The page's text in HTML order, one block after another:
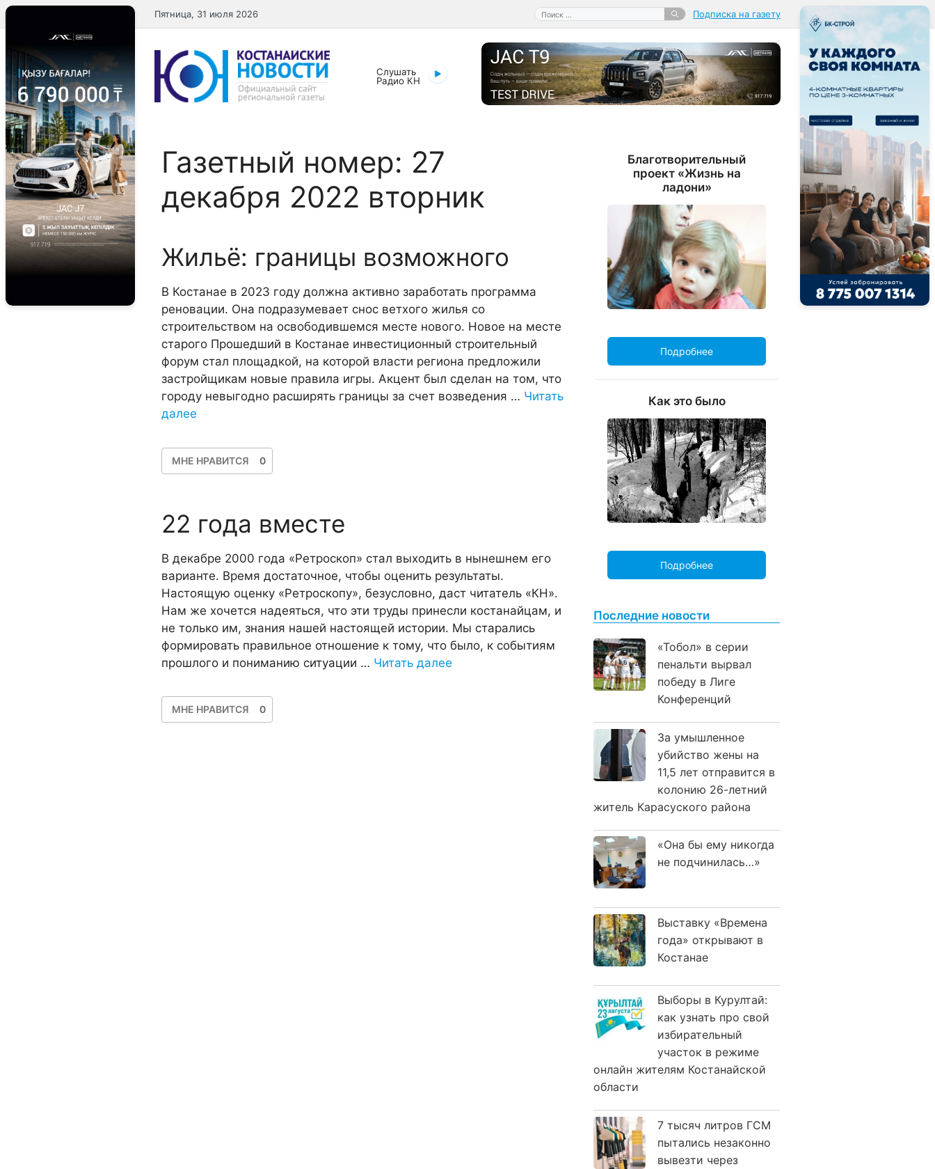
Перейти
к
содержимому
Поиск:
Пятница, 31 июля 2026 Подписка на газету
Слушать
Радио КН
Газетный номер: 27
декабря 2022 вторник
Жильё: границы возможного
В Костанае в 2023 году должна активно заработать программа
реновации. Она подразумевает снос ветхого жилья со
строительством на освободившемся месте нового. Новое на месте
старого Прошедший в Костанае инвестицион­ный строительный
форум стал площад­кой, на которой власти региона пред­ложили
застройщикам новые правила игры. Акцент был сделан на том, что
го­роду невыгодно расширять границы за счет возведения … Читать
далее
МНЕ НРАВИТСЯ 0
22 года вместе
В декабре 2000 года «Ретроскоп» стал выходить в нынешнем его
варианте. Время достаточное, чтобы оценить результаты.
Настоящую оценку «Ретроскопу», безусловно, даст читатель «КН».
Нам же хочется надеяться, что эти труды принесли костанайцам, и
не только им, знания нашей настоящей истории. Мы старались
формировать правильное отношение к тому, что было, к событиям
прошлого и пониманию ситуации … Читать далее
МНЕ НРАВИТСЯ 0
Благотворительный
проект «Жизнь на
ладони»
Подробнее
Как это было
Подробнее
Последние новости
«Тобол» в серии
пенальти вырвал
победу в Лиге
Конференций
За умышленное
убийство жены на
11,5 лет отправится в
колонию 26-летний
житель Карасуского района
«Она бы ему никогда
не подчинилась…»
Выставку «Времена
года» открывают в
Костанае
Выборы в Курултай:
как узнать про свой
избирательный
участок в режиме
онлайн жителям Костанайской
области
7 тысяч литров ГСМ
пытались незаконно
вывезти через